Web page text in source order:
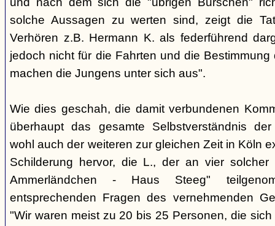
solche Aussagen zu werten sind, zeigt die
Verhören z.B. Hermann K. als federführend
jedoch nicht für die Fahrten und die
machen die Jungens unter sich aus".
Wie dies geschah, die damit verbundenen
überhaupt das gesamte Selbstverständnis
wohl auch der weiteren zur gleichen Zeit in Köln
Schilderung hervor, die L., der an vier
Ammerländchen - Haus Steeg"
entsprechenden Fragen des vernehmenden
"Wir waren meist zu 20 bis 25 Personen, die